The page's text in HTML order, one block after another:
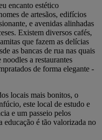
encanto estético
de artesãos, edifícios
e avenidas alinhadas
Existem diversos cafés,
que fazem as delícias
as bancas de rua nas quais
noodles a restaurantes
de forma elegante -
locais mais bonitos, o
este local de estudo e
e um passeio pelos
educação é tão valorizada no